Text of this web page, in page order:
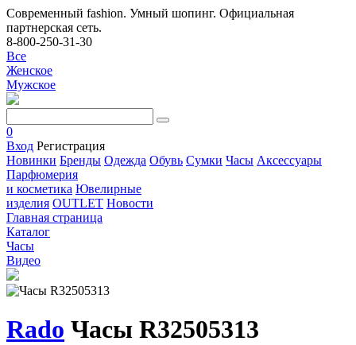
Современный fashion. Умный шопинг. Официальная
партнерская сеть.
8-800-250-31-30
Все
Женское
Мужское
0
Вход Регистрация
Новинки Бренды Одежда Обувь Сумки Часы Аксессуары
Парфюмерия
и косметика Ювелирные
изделия OUTLET Новости
Главная страница
Каталог
Часы
Видео
Rado Часы R32505313